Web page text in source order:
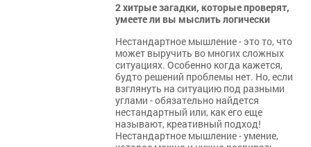
2 хитрые загадки, которые проверят,
умеете ли вы мыслить логически
Нестандартное мышление - это то, что
может выручить во многих сложных
ситуациях. Особенно когда кажется,
будто решений проблемы нет. Но, если
взглянуть на ситуацию под разными
углами - обязательно найдется
нестандартный или, как его еще
называют, креативный подход!
Нестандартное мышление - умение,